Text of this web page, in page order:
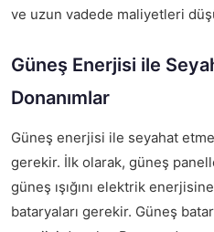
ve uzun vadede maliyetleri
Güneş Enerjisi ile
Donanımlar
Güneş enerjisi ile seyahat
gerekir. İlk olarak, güneş
güneş ışığını elektrik
bataryaları gerekir. Güneş